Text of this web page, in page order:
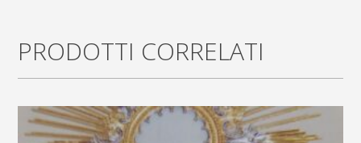
foglie
h.82cm.
teca
diametro
PRODOTTI CORRELATI